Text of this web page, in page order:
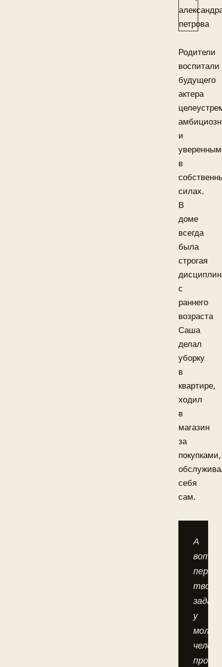
Родители
воспитали
будущего
актера
и
уверенным
в
силах.
В
доме
всегда
была
строгая
с
раннего
возраста
Саша
делал
уборку
в
квартире,
ходил
в
магазин
за
покупками,
себя
сам.
А
вот
у